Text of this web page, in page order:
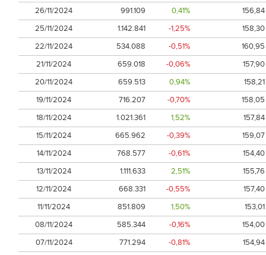
26/11/2024
991.109 0,41%
156,84
25/11/2024
1.142.841 -1,25%
158,30
22/11/2024
534.088 -0,51%
160,95
21/11/2024
659.018 -0,06%
157,90
20/11/2024
659.513 0,94%
158,21
19/11/2024
716.207 -0,70%
158,05
18/11/2024
1.021.361 1,52%
157,84
15/11/2024
665.962 -0,39%
159,07
14/11/2024
768.577 -0,61%
154,40
13/11/2024
1.111.633 2,51%
155,76
12/11/2024
668.331 -0,55%
157,40
11/11/2024
851.809 1,50%
153,01
08/11/2024
585.344 -0,16%
154,00
07/11/2024
771.294 -0,81%
154,94